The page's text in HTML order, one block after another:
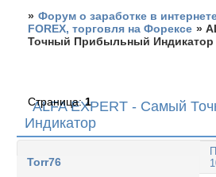
» Форум о заработке в
FOREX, торговля на Форексе »
Точный Прибыльный Индикатор
ALFA EXPERT - Самый
Индикатор
Страница:1
Torr76